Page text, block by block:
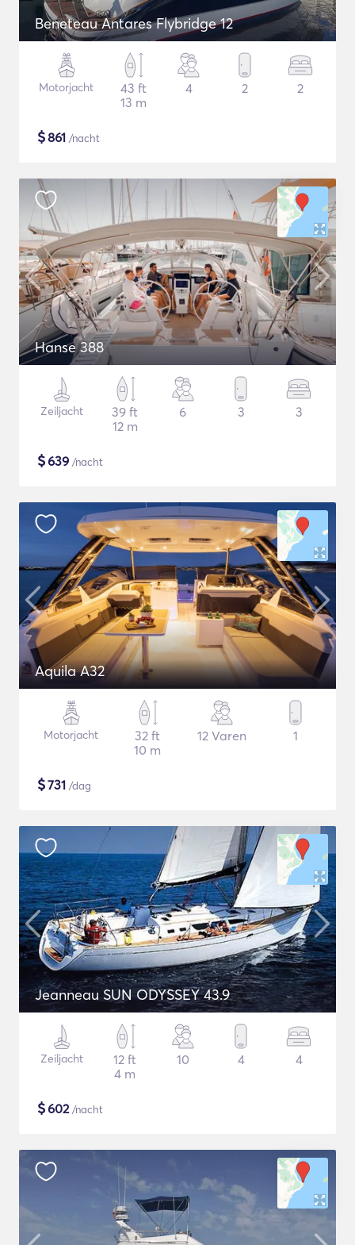
Beneteau Antares Flybridge 12
Motorjacht
43 ft
13 m
4 2 2
$861 /nacht
Hanse 388
Zeiljacht
39 ft
12 m
6 3 3
$639 /nacht
Aquila A32
Motorjacht
32 ft
10 m
12 Varen 1
$731 /dag
Jeanneau SUN ODYSSEY 43.9
Zeiljacht
12 ft
4 m
10 4 4
$602/nacht